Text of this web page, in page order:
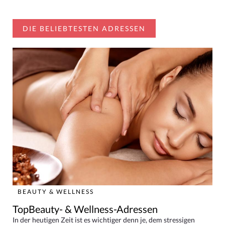
DIE BELIEBTESTEN ADRESSEN
BEAUTY & WELLNESS
TopBeauty- & Wellness-Adressen
In der heutigen Zeit ist es wichtiger denn je, dem stressigen